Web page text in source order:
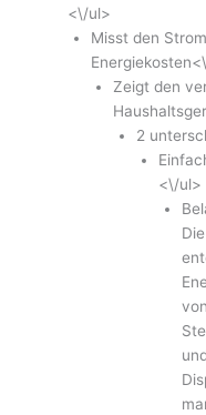
<\/ul>
Misst den
Zeigt den
2
<\/ul>